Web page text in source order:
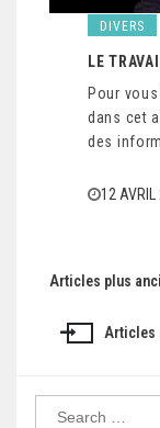
DIVERS
LE
Pour
dans cet
des
12 AVRIL
N
a
Articles plus
Articles